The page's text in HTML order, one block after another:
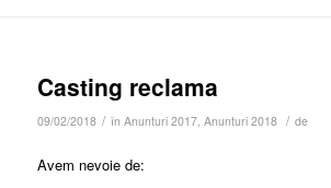
Casting reclama
09/02/2018 / în Anunturi 2017, Anunturi 2018 / de
Avem nevoie de: